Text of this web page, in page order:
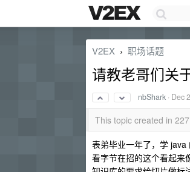
V2EX › 职场话题
请教老哥们关
nbShark · Dec
This topic created in
表弟毕业一年了，学
看字节在招的这个看起来